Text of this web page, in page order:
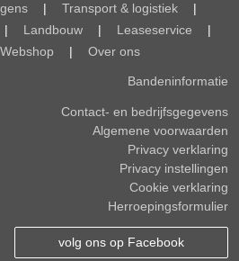
| Transport & logistiek
|
| Landbouw | Leaseservice
|
Webshop | Over ons
Bandeninformatie
Contact- en bedrijfsgegevens
Algemene voorwaarden
Privacy verklaring
Privacy instellingen
Cookie verklaring
Herroepingsformulier
volg ons op Facebook